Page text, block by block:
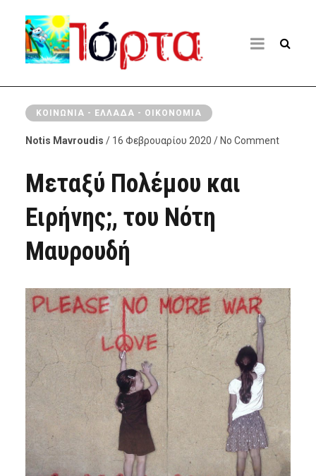
ΚΟΙΝΩΝΊΑ - ΕΛΛΆΔΑ - ΟΙΚΟΝΟΜΊΑ
Notis Mavroudis / 16 Φεβρουαρίου 2020 / No Comment
Μεταξύ Πολέμου και
Ειρήνης;, του Νότη
Μαυρουδή